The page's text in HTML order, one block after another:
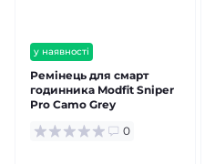
у наявності
Ремінець для смарт
годинника Modfit Sniper
Pro Camo Grey
0